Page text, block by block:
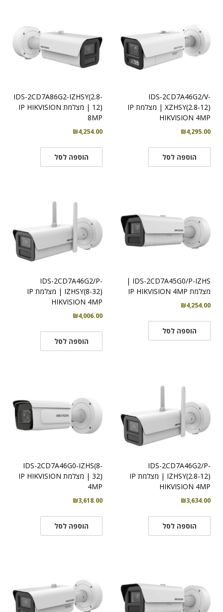
IDS-2CD7A46G2/V-
XZHSY(2.8-12) | מצלמת IP
HIKVISION 4MP
₪4,295.00
הוספה לסל
IDS-2CD7A86G2-IZHSY(2.8-
12) | מצלמת IP HIKVISION
8MP
₪4,254.00
הוספה לסל
IDS-2CD7A45G0/P-IZHS |
מצלמת IP HIKVISION 4MP
₪4,254.00
הוספה לסל
IDS-2CD7A46G2/P-
IZHSY(8-32) | מצלמת IP
HIKVISION 4MP
₪4,006.00
הוספה לסל
IDS-2CD7A46G2/P-
IZHSY(2.8-12) | מצלמת IP
HIKVISION 4MP
₪3,634.00
הוספה לסל
IDS-2CD7A46G0-IZHS(8-
32) | מצלמת IP HIKVISION
4MP
₪3,618.00
הוספה לסל